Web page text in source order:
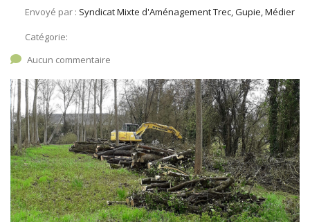
Envoyé par : Syndicat Mixte d'Aménagement Trec, Gupie, Médier
Catégorie:
Aucun commentaire